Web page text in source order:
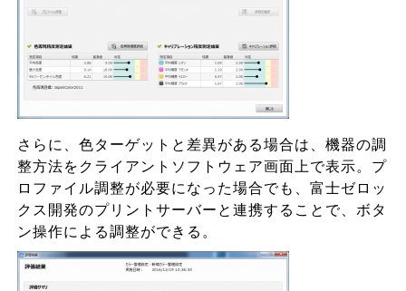
さらに、色ターゲットと差異がある場合は、機器の調
整方法をクライアントソフトウェア画面上で表示。プ
ロファイル調整が必要になった場合でも、富士ゼロッ
クス開発のプリントサーバーと連携することで、ボタ
ン操作による調整ができる。